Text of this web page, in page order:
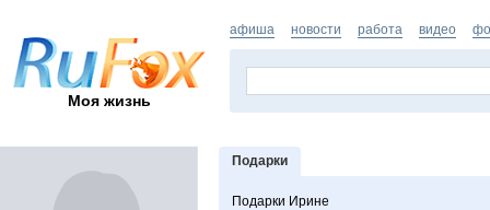
Моя жизнь
афиша новости работа видео
Подарки
Подарки Ирине